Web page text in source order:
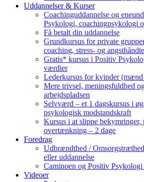
Uddannelser & Kurser
Coachinguddannelse og
Psykologi, coachingpsykologi
Få betalt din uddannelse
Grundkursus for private
coaching, stress- og
Gratis* kursus i Positiv
værdier
Lederkursus for kvinder
Mere trivsel, meningsfuldhed
arbejdspladsen
Selvværd – et 1 dagskursus i
psykologisk modstandskraft
Kursus i at slippe bekymringer,
overtænkning – 2 dage
Foredrag
Udbrændthed /
eller uddannelse
Caminoen og Positiv
Videoer